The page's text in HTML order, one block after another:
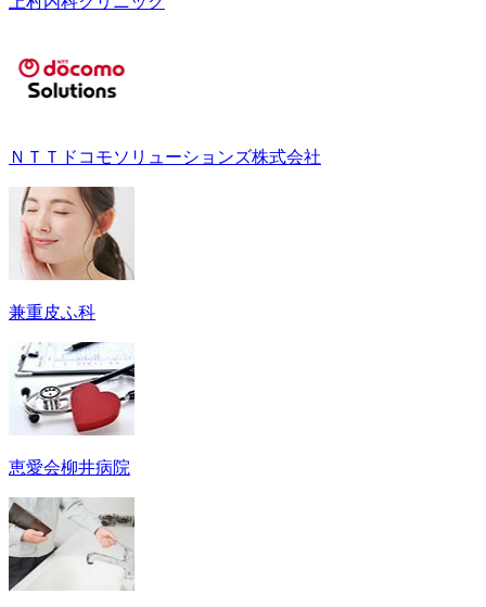
ＮＴＴドコモソリューションズ株式会社
兼重皮ふ科
恵愛会柳井病院